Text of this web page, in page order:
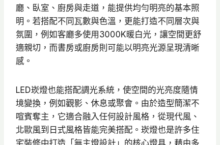
廳、臥室、廚房與走道，能提供均勻明亮的基本照
明。若搭配不同瓦數與色溫，更能打造不同層次與
氛圍，例如客廳多使用3000K暖白光，讓空間更舒
適親切，而書房或廚房則可能以明亮光源呈現清晰
感。
LED崁燈也能搭配調光系統，使空間的光亮度隨情
境變換，例如觀影、休息或聚會。由於造型簡潔不
喧賓奪主，它適合融入任何設計風格，從現代風、
北歐風到日式風格皆能完美搭配。崁燈也是許多住
宅裝修中打造「無主燈設計」的核心燈具，藉由多